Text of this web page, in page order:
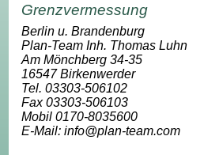
Grenzvermessung
Berlin u. Brandenburg
Plan-Team Inh. Thomas Luhn
Am Mönchberg 34-35
16547 Birkenwerder
Tel. 03303-506102
Fax 03303-506103
Mobil 0170-8035600
E-Mail: info@plan-team.com